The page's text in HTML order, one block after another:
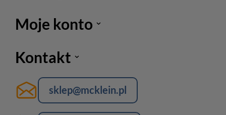
Moje konto
Kontakt
sklep@mcklein.pl